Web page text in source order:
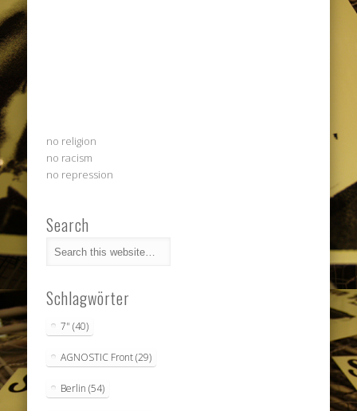
no religion
no racism
no repression
Search
Schlagwörter
7" (40)
AGNOSTIC Front(29)
Berlin (54)